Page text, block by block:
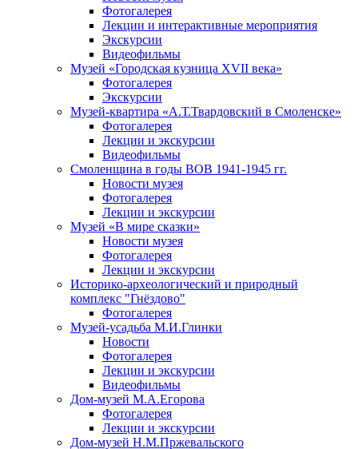
Фотогалерея
Лекции и интерактивные мероприятия
Экскурсии
Видеофильмы
Музей «Городская кузница XVII века»
Фотогалерея
Экскурсии
Музей-квартира «А.Т.Твардовский в Смоленске»
Фотогалерея
Лекции и экскурсии
Видеофильмы
Смоленщина в годы ВОВ 1941-1945 гг.
Новости музея
Фотогалерея
Лекции и экскурсии
Музей «В мире сказки»
Новости музея
Фотогалерея
Лекции и экскурсии
Историко-археологический и природный
комплекс "Гнёздово"
Фотогалерея
Музей-усадьба М.И.Глинки
Новости
Фотогалерея
Лекции и экскурсии
Видеофильмы
Дом-музей М.А.Егорова
Фотогалерея
Лекции и экскурсии
Дом-музей Н.М.Пржевальского